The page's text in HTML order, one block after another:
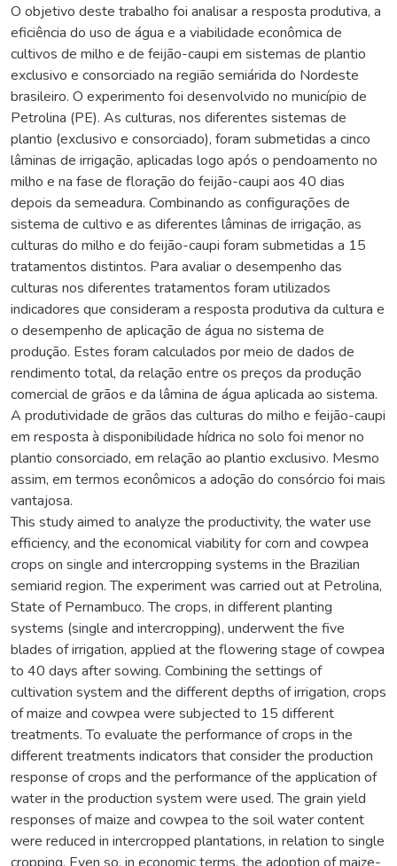
O objetivo deste trabalho foi analisar a resposta produtiva, a
eficiência do uso de água e a viabilidade econômica de
cultivos de milho e de feijão-caupi em sistemas de plantio
exclusivo e consorciado na região semiárida do Nordeste
brasileiro. O experimento foi desenvolvido no município de
Petrolina (PE). As culturas, nos diferentes sistemas de
plantio (exclusivo e consorciado), foram submetidas a cinco
lâminas de irrigação, aplicadas logo após o pendoamento no
milho e na fase de floração do feijão-caupi aos 40 dias
depois da semeadura. Combinando as configurações de
sistema de cultivo e as diferentes lâminas de irrigação, as
culturas do milho e do feijão-caupi foram submetidas a 15
tratamentos distintos. Para avaliar o desempenho das
culturas nos diferentes tratamentos foram utilizados
indicadores que consideram a resposta produtiva da cultura e
o desempenho de aplicação de água no sistema de
produção. Estes foram calculados por meio de dados de
rendimento total, da relação entre os preços da produção
comercial de grãos e da lâmina de água aplicada ao sistema.
A produtividade de grãos das culturas do milho e feijão-caupi
em resposta à disponibilidade hídrica no solo foi menor no
plantio consorciado, em relação ao plantio exclusivo. Mesmo
assim, em termos econômicos a adoção do consórcio foi mais
vantajosa.
This study aimed to analyze the productivity, the water use
efficiency, and the economical viability for corn and cowpea
crops on single and intercropping systems in the Brazilian
semiarid region. The experiment was carried out at Petrolina,
State of Pernambuco. The crops, in different planting
systems (single and intercropping), underwent the five
blades of irrigation, applied at the flowering stage of cowpea
to 40 days after sowing. Combining the settings of
cultivation system and the different depths of irrigation, crops
of maize and cowpea were subjected to 15 different
treatments. To evaluate the performance of crops in the
different treatments indicators that consider the production
response of crops and the performance of the application of
water in the production system were used. The grain yield
responses of maize and cowpea to the soil water content
were reduced in intercropped plantations, in relation to single